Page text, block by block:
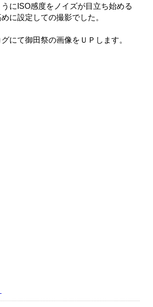
にISO感度をノイズが目立ち始める
に設定しての撮影でした。
にて御田祭の画像をＵＰします。